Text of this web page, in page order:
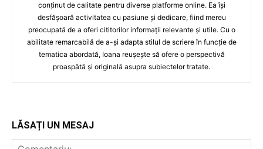
conținut de calitate pentru diverse platforme online. Ea își
desfășoară activitatea cu pasiune și dedicare, fiind mereu
preocupată de a oferi cititorilor informații relevante și utile. Cu o
abilitate remarcabilă de a-și adapta stilul de scriere în funcție de
tematica abordată, Ioana reușește să ofere o perspectivă
proaspătă și originală asupra subiectelor tratate.
LĂSAȚI UN MESAJ